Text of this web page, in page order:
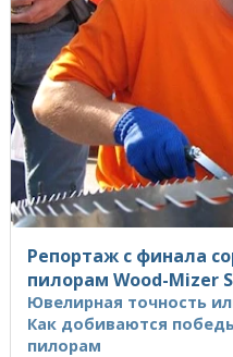
Репортаж с финала
пилорам Wood-Mizer
Ювелирная точность
Как добиваются
пилорам